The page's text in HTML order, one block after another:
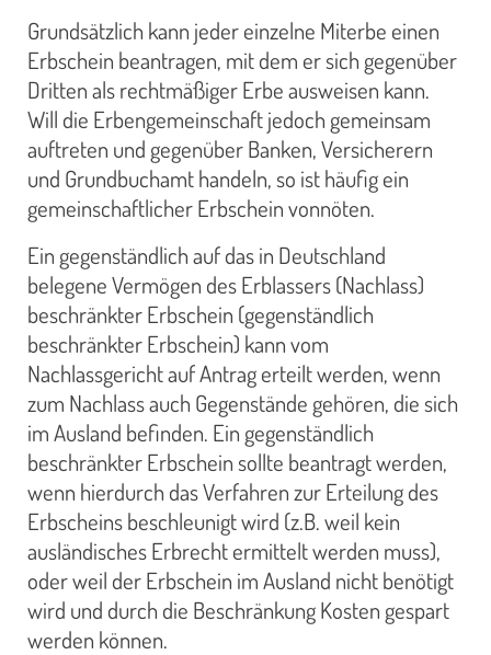
Grundsätzlich kann jeder einzelne Miterbe einen
Erbschein beantragen, mit dem er sich gegenüber
Dritten als rechtmäßiger Erbe ausweisen kann.
Will die Erbengemeinschaft jedoch gemeinsam
auftreten und gegenüber Banken, Versicherern
und Grundbuchamt handeln, so ist häufig ein
gemeinschaftlicher Erbschein vonnöten.
Ein gegenständlich auf das in Deutschland
belegene Vermögen des Erblassers (Nachlass)
beschränkter Erbschein (gegenständlich
beschränkter Erbschein) kann vom
Nachlassgericht auf Antrag erteilt werden, wenn
zum Nachlass auch Gegenstände gehören, die sich
im Ausland befinden. Ein gegenständlich
beschränkter Erbschein sollte beantragt werden,
wenn hierdurch das Verfahren zur Erteilung des
Erbscheins beschleunigt wird (z.B. weil kein
ausländisches Erbrecht ermittelt werden muss),
oder weil der Erbschein im Ausland nicht benötigt
wird und durch die Beschränkung Kosten gespart
werden können.